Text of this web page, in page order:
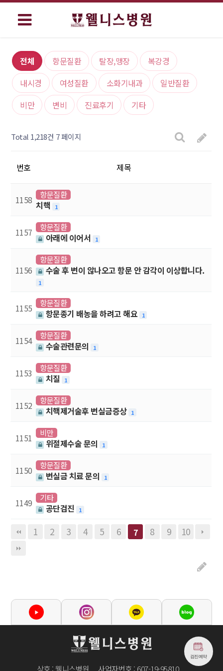
전체 항문질환 탈장,맹장
복강경
내시경
여성질환 소화기내과
일반질환
비만
변비 진료후기 기타
Total 1,218건 7 페이지
번호 제목
1158 항문질환
치핵 1
1157 항문질환
아래에 이어서 1
1156
항문질환
수술 후 변이 않나오고 항문 안 감각이 이상합니다.
1
1155 항문질환
항문종기 배농을 하려고 해요 1
1154 항문질환
수술관련문의 1
1153 항문질환
치질 1
1152 항문질환
치핵제거술후 변실금증상 1
1151 비만
위절제수술 문의 1
1150 항문질환
변실금 치료 문의 1
1149 기타
공단검진 1
1 2 3 4 5 6 7 8 9 10
검진예약
상호 : 웰니스병원 사업자번호 : 607-19-95810